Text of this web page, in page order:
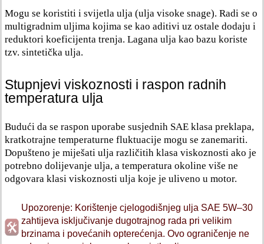
Mogu se koristiti i svijetla ulja (ulja visoke snage). Radi se o
multigradnim uljima kojima se kao aditivi uz ostale dodaju i
reduktori koeficijenta trenja. Lagana ulja kao bazu koriste
tzv. sintetička ulja.
Stupnjevi viskoznosti i raspon radnih
temperatura ulja
Budući da se raspon uporabe susjednih SAE klasa preklapa,
kratkotrajne temperaturne fluktuacije mogu se zanemariti.
Dopušteno je miješati ulja različitih klasa viskoznosti ako je
potrebno dolijevanje ulja, a temperatura okoline više ne
odgovara klasi viskoznosti ulja koje je uliveno u motor.
Upozorenje: Korištenje cjelogodišnjeg ulja SAE 5W–30
zahtijeva isključivanje dugotrajnog rada pri velikim
brzinama i povećanih opterećenja. Ovo ograničenje ne